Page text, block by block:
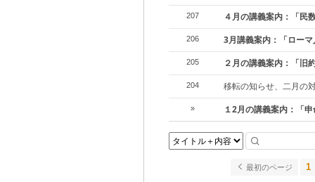
207 ４月の講義案内：「民
206 3月講義案内：「ロー
205 ２月の講義案内：「旧
204 移転の知らせ、二月の
» １2月の講義案内：「
最初のページ 1